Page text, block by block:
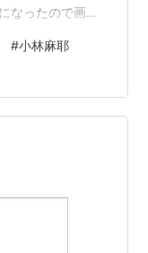
なったので画数
にすることで人
格、人格、地
、全てが良い画
さんの苗字をも
奇跡的な感じも
#小林麻耶